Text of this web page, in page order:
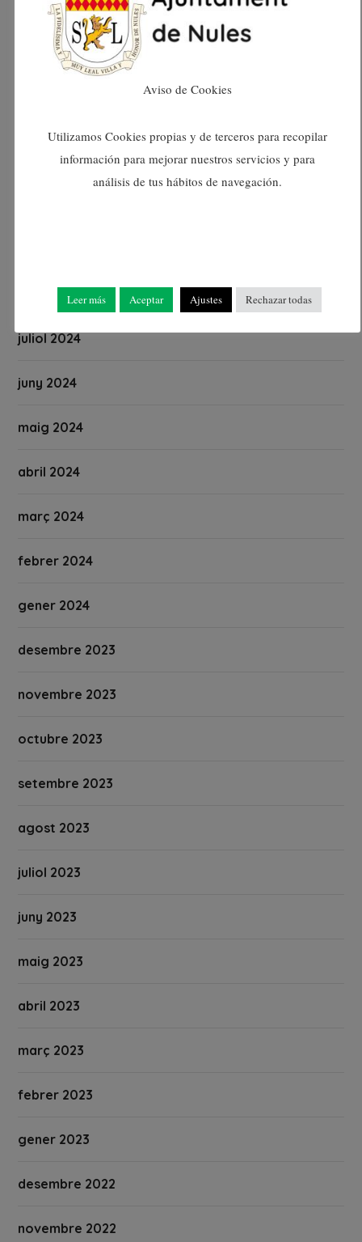
febrer 2025
gener 2025
novembre 2024
agost 2024
juliol 2024
juny 2024
maig 2024
abril 2024
març 2024
febrer 2024
gener 2024
desembre 2023
novembre 2023
octubre 2023
setembre 2023
agost 2023
juliol 2023
juny 2023
maig 2023
abril 2023
març 2023
febrer 2023
gener 2023
desembre 2022
novembre 2022
Aviso de Cookies
Utilizamos Cookies propias y de terceros para recopilar
información para mejorar nuestros servicios y para
análisis de tus hábitos de navegación.
Leer más Aceptar Ajustes Rechazar todas